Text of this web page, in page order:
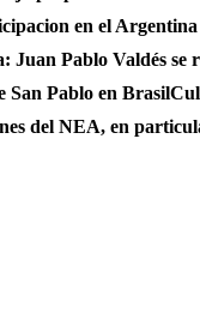
en el
Juan Pablo Valdés se
San Pablo en Brasil
del NEA, en